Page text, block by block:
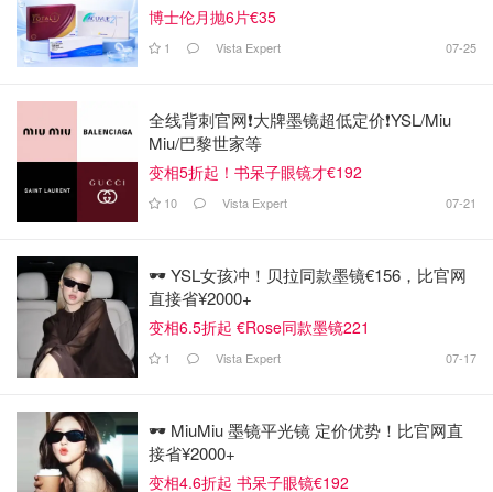
博士伦月抛6片€35
1 Vista Expert 07-25
全线背刺官网❗️大牌墨镜超低定价❗️YSL/Miu
Miu/巴黎世家等
变相5折起！书呆子眼镜才€192
10 Vista Expert 07-21
🕶️ YSL女孩冲！贝拉同款墨镜€156，比官网
直接省¥2000+
变相6.5折起 €Rose同款墨镜221
1 Vista Expert 07-17
🕶️ MiuMiu 墨镜平光镜 定价优势！比官网直
接省¥2000+
变相4.6折起 书呆子眼镜€192